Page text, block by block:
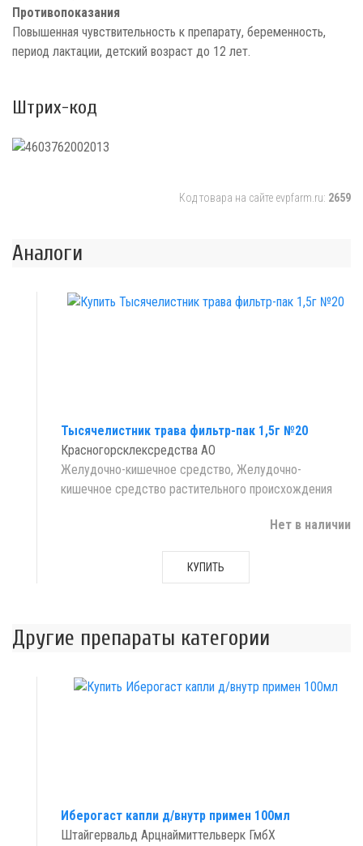
Противопоказания
Повышенная чувствительность к препарату, беременность,
период лактации, детский возраст до 12 лет.
Штрих-код
Код товара на сайте evpfarm.ru: 2659
Аналоги
Тысячелистник трава фильтр-пак 1,5г №20
Красногорсклексредства АО
Желудочно-кишечное средство, Желудочно-
кишечное средство растительного происхождения
Нет в наличии
КУПИТЬ
Другие препараты категории
Иберогаст капли д/внутр примен 100мл
Штайгервальд Арцнаймиттельверк ГмбХ